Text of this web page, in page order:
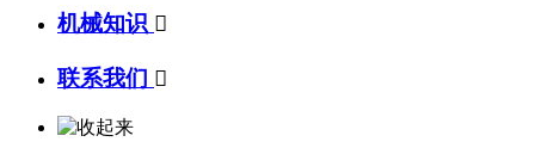
机械知识 
联系我们 